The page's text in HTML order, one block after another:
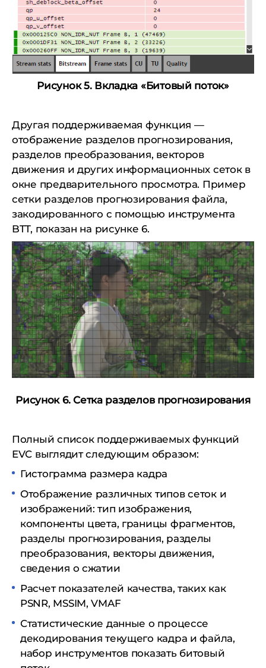
Рисунок 5. Вкладка «Битовый поток»
Другая поддерживаемая функция —
отображение разделов прогнозирования,
разделов преобразования, векторов
движения и других информационных сеток в
окне предварительного просмотра. Пример
сетки разделов прогнозирования файла,
закодированного с помощью инструмента
BTT, показан на рисунке 6.
Рисунок 6. Сетка разделов прогнозирования
Полный список поддерживаемых функций
EVC выглядит следующим образом:
Гистограмма размера кадра
Отображение различных типов сеток и
изображений: тип изображения,
компоненты цвета, границы фрагментов,
разделы прогнозирования, разделы
преобразования, векторы движения,
сведения о сжатии
Расчет показателей качества, таких как
PSNR, MSSIM, VMAF
Статистические данные о процессе
декодирования текущего кадра и файла,
набор инструментов показать битовый